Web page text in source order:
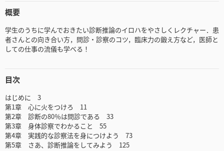
概要
学生のうちに学んでおきたい診断推論のイロハをやさしくレクチャー．患
者さんとの向き合い方，問診・診察のコツ，臨床力の鍛え方など，医師と
しての仕事の流儀も学べる！
目次
はじめに 3
第1章 心に火をつけろ 11
第2章 診断の80％は問診である 33
第3章 身体診察でわかること 55
第4章 実践的な診察法を身につけよう 73
第5章 さあ、診断推論をしてみよう 125